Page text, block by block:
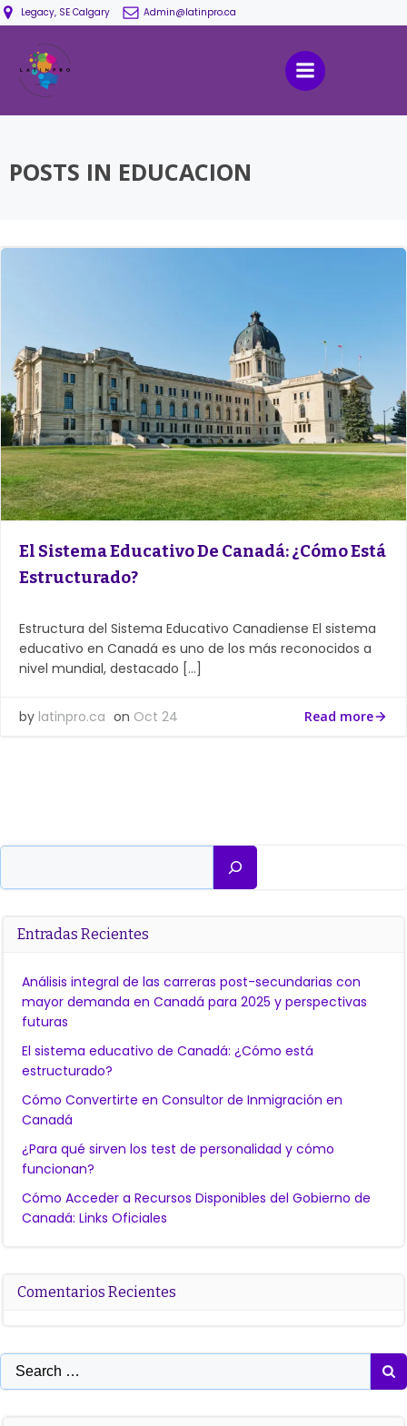
Saltar
al
Legacy, SE Calgary Admin@latinpro.ca
POSTS IN EDUCACION
El Sistema Educativo De Canadá: ¿Cómo Está
Estructurado?
Estructura del Sistema Educativo Canadiense El sistema
educativo en Canadá es uno de los más reconocidos a
nivel mundial, destacado […]
by latinpro.ca on Oct 24 Read more
Buscar
Entradas Recientes
Análisis integral de las carreras post-secundarias con
mayor demanda en Canadá para 2025 y perspectivas
futuras
El sistema educativo de Canadá: ¿Cómo está
estructurado?
Cómo Convertirte en Consultor de Inmigración en
Canadá
¿Para qué sirven los test de personalidad y cómo
funcionan?
Cómo Acceder a Recursos Disponibles del Gobierno de
Canadá: Links Oficiales
Comentarios Recientes
Search
for: